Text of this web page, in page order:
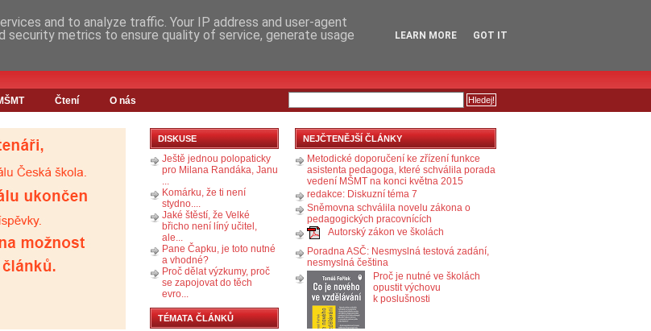
Čtení O nás
DISKUSE
Ještě jednou polopaticky
pro Milana Randáka, Janu
...
Komárku, že ti není
stydno....
Jaké štěstí, že Velké
břicho není líný učitel,
ale...
Pane Čapku, je toto nutné
a vhodné?
Proč dělat výzkumy, proč
se zapojovat do těch
evro...
TÉMATA ČLÁNKŮ
NEJČTENĚJŠÍ ČLÁNKY
Metodické doporučení ke zřízení funkce
asistenta pedagoga, které schválila porada
vedení MŠMT na konci května 2015
redakce: Diskuzní téma 7
Sněmovna schválila novelu zákona o
pedagogických pracovnících
Autorský zákon ve školách
Poradna ASČ: Nesmyslná testová zadání,
nesmyslná čeština
Proč je nutné ve školách
opustit výchovu
k poslušnosti
and to analyze traffic. Your IP address and user-agent
security metrics to ensure quality of service, generate usage
LEARN MORE GOT IT